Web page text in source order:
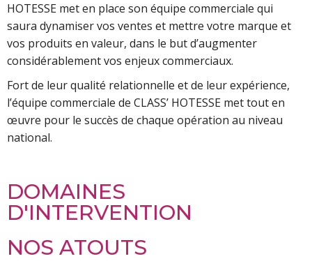
HOTESSE met en place son équipe commerciale qui
saura dynamiser vos ventes et mettre votre marque et
vos produits en valeur, dans le but d’augmenter
considérablement vos enjeux commerciaux.
Fort de leur qualité relationnelle et de leur expérience,
l’équipe commerciale de CLASS’ HOTESSE met tout en
œuvre pour le succès de chaque opération au niveau
national.
DOMAINES
D'INTERVENTION
NOS ATOUTS